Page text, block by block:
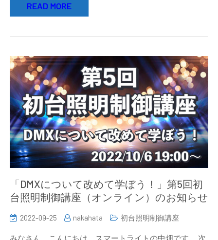
READ MORE
「DMXについて改めて学ぼう！」第5回初
台照明制御講座（オンライン）のお知らせ
2022-09-25 nakahata 初台照明制御講座
みなさん、こんにちは、スマートライトの中畑です。 次